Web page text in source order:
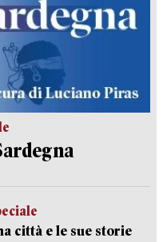
città e le sue storie